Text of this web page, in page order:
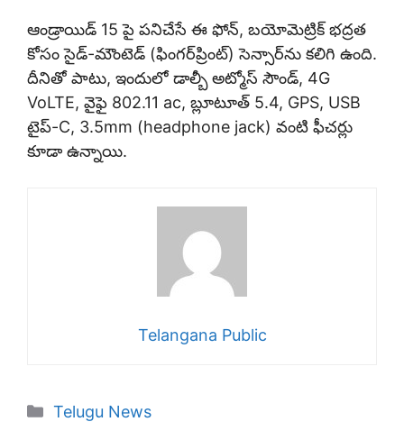
ఆండ్రాయిడ్ 15 పై పనిచేసే ఈ ఫోన్, బయోమెట్రిక్ భద్రత
కోసం సైడ్-మౌంటెడ్ (ఫింగర్‌ప్రింట్) సెన్సార్‌ను కలిగి ఉంది.
దీనితో పాటు, ఇందులో డాల్బీ అట్మోస్ సౌండ్, 4G
VoLTE, వైఫై 802.11 ac, బ్లూటూత్ 5.4, GPS, USB
టైప్-C, 3.5mm (headphone jack) వంటి ఫీచర్లు
కూడా ఉన్నాయి.
Telangana Public
Categories
Telugu News